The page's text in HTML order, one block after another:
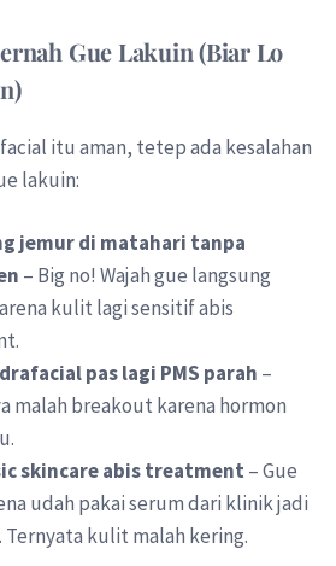
Gue Lakuin (Biar Lo
itu aman, tetep ada kesalahan
lakuin:
jemur di matahari tanpa
– Big no! Wajah gue langsung
kulit lagi sensitif abis
pas lagi PMS parah –
malah breakout karena hormon
skincare abis treatment – Gue
udah pakai serum dari klinik jadi
Ternyata kulit malah kering.